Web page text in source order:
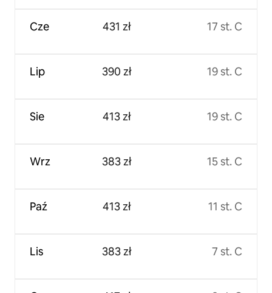
Cze
Lip
Sie
Wrz
Paź
Lis
431 zł
390 zł
413 zł
383 zł
413 zł
383 zł
17 st. C
19 st. C
19 st. C
15 st. C
11 st. C
7 st. C